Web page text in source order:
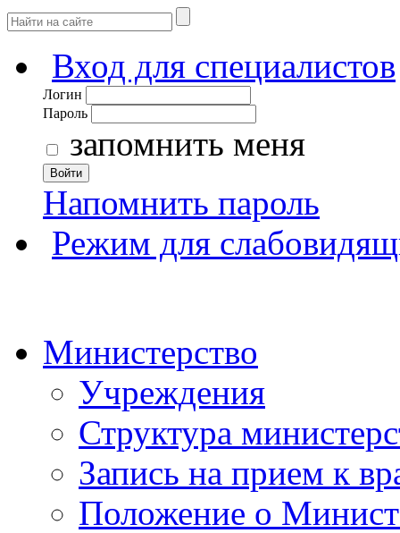
Вход для специалистов
Логин
Пароль
запомнить меня
Войти
Напомнить пароль
Режим для
Министерство
Учреждения
Структура
Запись на прием к
Положение о